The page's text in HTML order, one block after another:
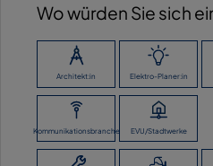
Wo würden Sie sich
Architekt:in Elektro-Planer:in
Kommunikationsbranche EVU/Stadtwerke
ZURÜCK ZUR ÜBERSICHT